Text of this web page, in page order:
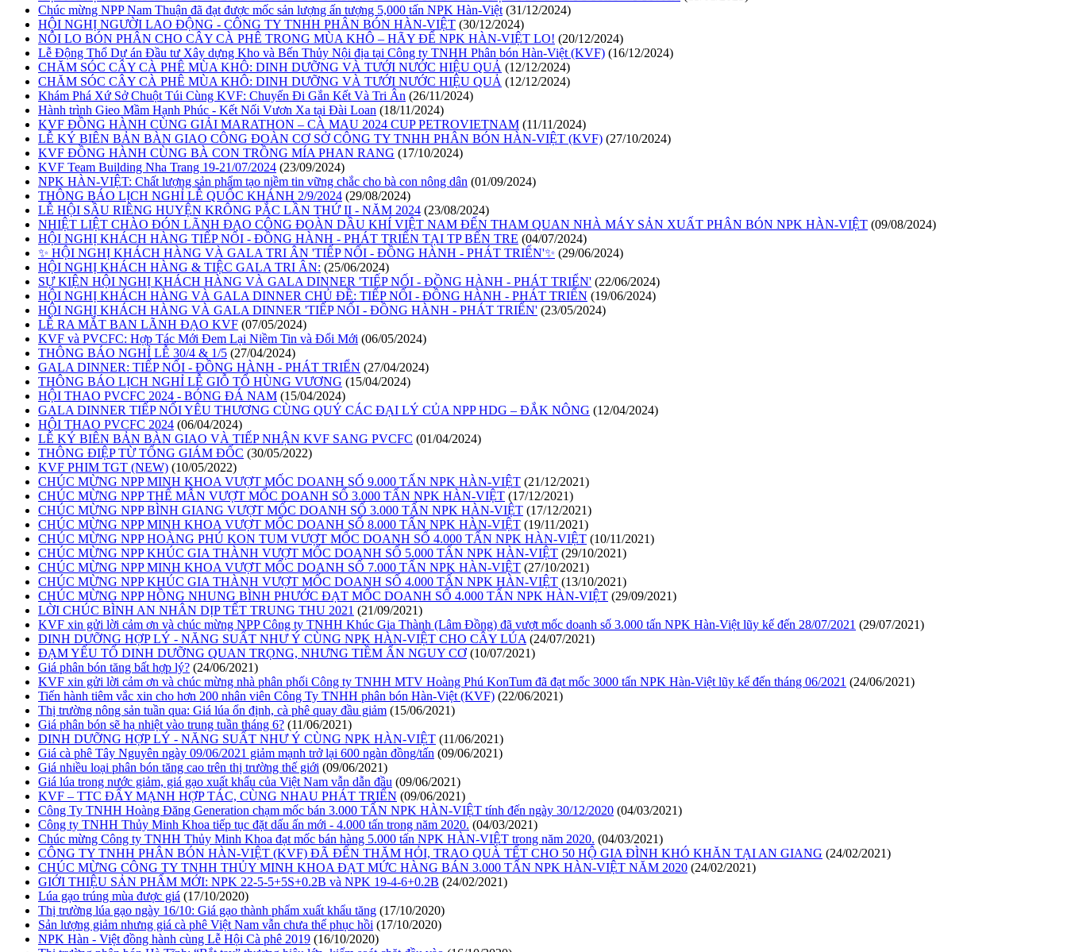
Chúc mừng NPP Nam Thuận đã đạt được mốc sản lượng ấn tượng 5,000 tấn NPK Hàn-Việt (31/12/2024)
HỘI NGHỊ NGƯỜI LAO ĐỘNG - CÔNG TY TNHH PHÂN BÓN HÀN-VIỆT (30/12/2024)
NỖI LO BÓN PHÂN CHO CÂY CÀ PHÊ TRONG MÙA KHÔ – HÃY ĐỂ NPK HÀN-VIỆT LO! (20/12/2024)
Lễ Động Thổ Dự án Đầu tư Xây dựng Kho và Bến Thủy Nội địa tại Công ty TNHH Phân bón Hàn-Việt (KVF) (16/12/2024)
CHĂM SÓC CÂY CÀ PHÊ MÙA KHÔ: DINH DƯỠNG VÀ TƯỚI NƯỚC HIỆU QUẢ (12/12/2024)
CHĂM SÓC CÂY CÀ PHÊ MÙA KHÔ: DINH DƯỠNG VÀ TƯỚI NƯỚC HIỆU QUẢ (12/12/2024)
Khám Phá Xứ Sở Chuột Túi Cùng KVF: Chuyến Đi Gắn Kết Và Tri Ân (26/11/2024)
Hành trình Gieo Mầm Hạnh Phúc - Kết Nối Vươn Xa tại Đài Loan (18/11/2024)
KVF ĐỒNG HÀNH CÙNG GIẢI MARATHON – CÀ MAU 2024 CUP PETROVIETNAM (11/11/2024)
LỄ KÝ BIÊN BẢN BÀN GIAO CÔNG ĐOÀN CƠ SỞ CÔNG TY TNHH PHÂN BÓN HÀN-VIỆT (KVF) (27/10/2024)
KVF ĐỒNG HÀNH CÙNG BÀ CON TRỒNG MÍA PHAN RANG (17/10/2024)
KVF Team Building Nha Trang 19-21/07/2024 (23/09/2024)
NPK HÀN-VIỆT: Chất lượng sản phẩm tạo niềm tin vững chắc cho bà con nông dân (01/09/2024)
THÔNG BÁO LỊCH NGHỈ LỄ QUỐC KHÁNH 2/9/2024 (29/08/2024)
LỄ HỘI SẦU RIÊNG HUYỆN KRÔNG PẮC LẦN THỨ II - NĂM 2024 (23/08/2024)
NHIỆT LIỆT CHÀO ĐÓN LÃNH ĐẠO CÔNG ĐOÀN DẦU KHÍ VIỆT NAM ĐẾN THAM QUAN NHÀ MÁY SẢN XUẤT PHÂN BÓN NPK HÀN-VIỆT (09/08/2024)
HỘI NGHỊ KHÁCH HÀNG TIẾP NỐI - ĐỒNG HÀNH - PHÁT TRIỂN TẠI TP BẾN TRE (04/07/2024)
✨ HỘI NGHỊ KHÁCH HÀNG VÀ GALA TRI ÂN 'TIẾP NỐI - ĐỒNG HÀNH - PHÁT TRIỂN'✨ (29/06/2024)
HỘI NGHỊ KHÁCH HÀNG & TIỆC GALA TRI ÂN: (25/06/2024)
SỰ KIỆN HỘI NGHỊ KHÁCH HÀNG VÀ GALA DINNER 'TIẾP NỐI - ĐỒNG HÀNH - PHÁT TRIỂN' (22/06/2024)
HỘI NGHỊ KHÁCH HÀNG VÀ GALA DINNER CHỦ ĐỀ: TIẾP NỐI - ĐỒNG HÀNH - PHÁT TRIỂN (19/06/2024)
HỘI NGHỊ KHÁCH HÀNG VÀ GALA DINNER 'TIẾP NỐI - ĐỒNG HÀNH - PHÁT TRIỂN' (23/05/2024)
LỄ RA MẮT BAN LÃNH ĐẠO KVF (07/05/2024)
KVF và PVCFC: Hợp Tác Mới Đem Lại Niềm Tin và Đổi Mới (06/05/2024)
THÔNG BÁO NGHỈ LỄ 30/4 & 1/5 (27/04/2024)
GALA DINNER: TIẾP NỐI - ĐỒNG HÀNH - PHÁT TRIỂN (27/04/2024)
THÔNG BÁO LỊCH NGHỈ LỄ GIỖ TỔ HÙNG VƯƠNG (15/04/2024)
HỘI THAO PVCFC 2024 - BÓNG ĐÁ NAM (15/04/2024)
GALA DINNER TIẾP NỐI YÊU THƯƠNG CÙNG QUÝ CÁC ĐẠI LÝ CỦA NPP HDG – ĐẮK NÔNG (12/04/2024)
HỘI THAO PVCFC 2024 (06/04/2024)
LỄ KÝ BIÊN BẢN BÀN GIAO VÀ TIẾP NHẬN KVF SANG PVCFC (01/04/2024)
THÔNG ĐIỆP TỪ TỔNG GIÁM ĐỐC (30/05/2022)
KVF PHIM TGT (NEW) (10/05/2022)
CHÚC MỪNG NPP MINH KHOA VƯỢT MỐC DOANH SỐ 9.000 TẤN NPK HÀN-VIỆT (21/12/2021)
CHÚC MỪNG NPP THẾ MẪN VƯỢT MỐC DOANH SỐ 3.000 TẤN NPK HÀN-VIỆT (17/12/2021)
CHÚC MỪNG NPP BÌNH GIANG VƯỢT MỐC DOANH SỐ 3.000 TẤN NPK HÀN-VIỆT (17/12/2021)
CHÚC MỪNG NPP MINH KHOA VƯỢT MỐC DOANH SỐ 8.000 TẤN NPK HÀN-VIỆT (19/11/2021)
CHÚC MỪNG NPP HOÀNG PHÚ KON TUM VƯỢT MỐC DOANH SỐ 4.000 TẤN NPK HÀN-VIỆT (10/11/2021)
CHÚC MỪNG NPP KHÚC GIA THÀNH VƯỢT MỐC DOANH SỐ 5.000 TẤN NPK HÀN-VIỆT (29/10/2021)
CHÚC MỪNG NPP MINH KHOA VƯỢT MỐC DOANH SỐ 7.000 TẤN NPK HÀN-VIỆT (27/10/2021)
CHÚC MỪNG NPP KHÚC GIA THÀNH VƯỢT MỐC DOANH SỐ 4.000 TẤN NPK HÀN-VIỆT (13/10/2021)
CHÚC MỪNG NPP HỒNG NHUNG BÌNH PHƯỚC ĐẠT MỐC DOANH SỐ 4.000 TẤN NPK HÀN-VIỆT (29/09/2021)
LỜI CHÚC BÌNH AN NHÂN DỊP TẾT TRUNG THU 2021 (21/09/2021)
KVF xin gửi lời cảm ơn và chúc mừng NPP Công ty TNHH Khúc Gia Thành (Lâm Đồng) đã vượt mốc doanh số 3.000 tấn NPK Hàn-Việt lũy kế đến 28/07/2021 (29/07/2021)
DINH DƯỠNG HỢP LÝ - NĂNG SUẤT NHƯ Ý CÙNG NPK HÀN-VIỆT CHO CÂY LÚA (24/07/2021)
ĐẠM YẾU TỐ DINH DƯỠNG QUAN TRỌNG, NHƯNG TIỀM ẨN NGUY CƠ (10/07/2021)
Giá phân bón tăng bất hợp lý? (24/06/2021)
KVF xin gửi lời cảm ơn và chúc mừng nhà phân phối Công ty TNHH MTV Hoàng Phú KonTum đã đạt mốc 3000 tấn NPK Hàn-Việt lũy kế đến tháng 06/2021 (24/06/2021)
Tiến hành tiêm vắc xin cho hơn 200 nhân viên Công Ty TNHH phân bón Hàn-Việt (KVF) (22/06/2021)
Thị trường nông sản tuần qua: Giá lúa ổn định, cà phê quay đầu giảm (15/06/2021)
Giá phân bón sẽ hạ nhiệt vào trung tuần tháng 6? (11/06/2021)
DINH DƯỠNG HỢP LÝ - NĂNG SUẤT NHƯ Ý CÙNG NPK HÀN-VIỆT (11/06/2021)
Giá cà phê Tây Nguyên ngày 09/06/2021 giảm mạnh trở lại 600 ngàn đồng/tấn (09/06/2021)
Giá nhiều loại phân bón tăng cao trên thị trường thế giới (09/06/2021)
Giá lúa trong nước giảm, giá gạo xuất khẩu của Việt Nam vẫn dẫn đầu (09/06/2021)
KVF – TTC ĐẨY MẠNH HỢP TÁC, CÙNG NHAU PHÁT TRIỂN (09/06/2021)
Công Ty TNHH Hoàng Đăng Generation chạm mốc bán 3.000 TẤN NPK HÀN-VIỆT tính đến ngày 30/12/2020 (04/03/2021)
Công ty TNHH Thủy Minh Khoa tiếp tục đặt dấu ấn mới - 4.000 tấn trong năm 2020. (04/03/2021)
Chúc mừng Công ty TNHH Thủy Minh Khoa đạt mốc bán hàng 5.000 tấn NPK HÀN-VIỆT trong năm 2020. (04/03/2021)
CÔNG TY TNHH PHÂN BÓN HÀN-VIỆT (KVF) ĐÃ ĐẾN THĂM HỎI, TRAO QUÀ TẾT CHO 50 HỘ GIA ĐÌNH KHÓ KHĂN TẠI AN GIANG (24/02/2021)
CHÚC MỪNG CÔNG TY TNHH THỦY MINH KHOA ĐẠT MỨC HÀNG BÁN 3.000 TẤN NPK HÀN-VIỆT NĂM 2020 (24/02/2021)
GIỚI THIỆU SẢN PHẨM MỚI: NPK 22-5-5+5S+0.2B và NPK 19-4-6+0.2B (24/02/2021)
Lúa gạo trúng mùa được giá (17/10/2020)
Thị trường lúa gạo ngày 16/10: Giá gạo thành phẩm xuất khẩu tăng (17/10/2020)
Sản lượng giảm nhưng giá cà phê Việt Nam vẫn chưa thể phục hồi (17/10/2020)
NPK Hàn - Việt đồng hành cùng Lễ Hội Cà phê 2019 (16/10/2020)